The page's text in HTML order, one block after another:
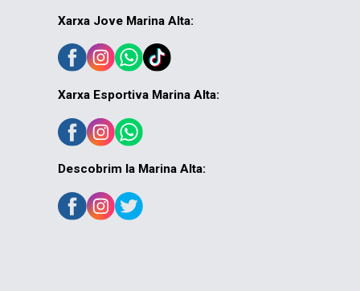
Xarxa Jove Marina Alta:
Xarxa Esportiva Marina Alta:
Descobrim la Marina Alta: